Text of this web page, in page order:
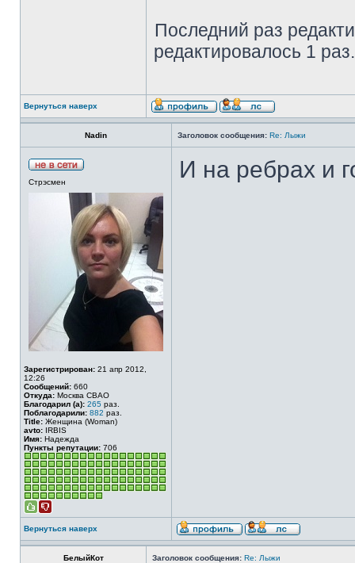
Последний раз
редактировалось 1 раз.
Вернуться наверх
Nadin Заголовок сообщения: Re: Лыжи
Стрэсмен
Зарегистрирован: 21 апр 2012,
12:26
Сообщений: 660
Откуда: Москва СВАО
Благодарил (а): 265 раз.
Поблагодарили: 882 раз.
Title: Женщина (Woman)
avto: IRBIS
Имя: Надежда
Пункты репутации: 706
И на ребрах и
Вернуться наверх
БелыйКот Заголовок сообщения: Re: Лыжи